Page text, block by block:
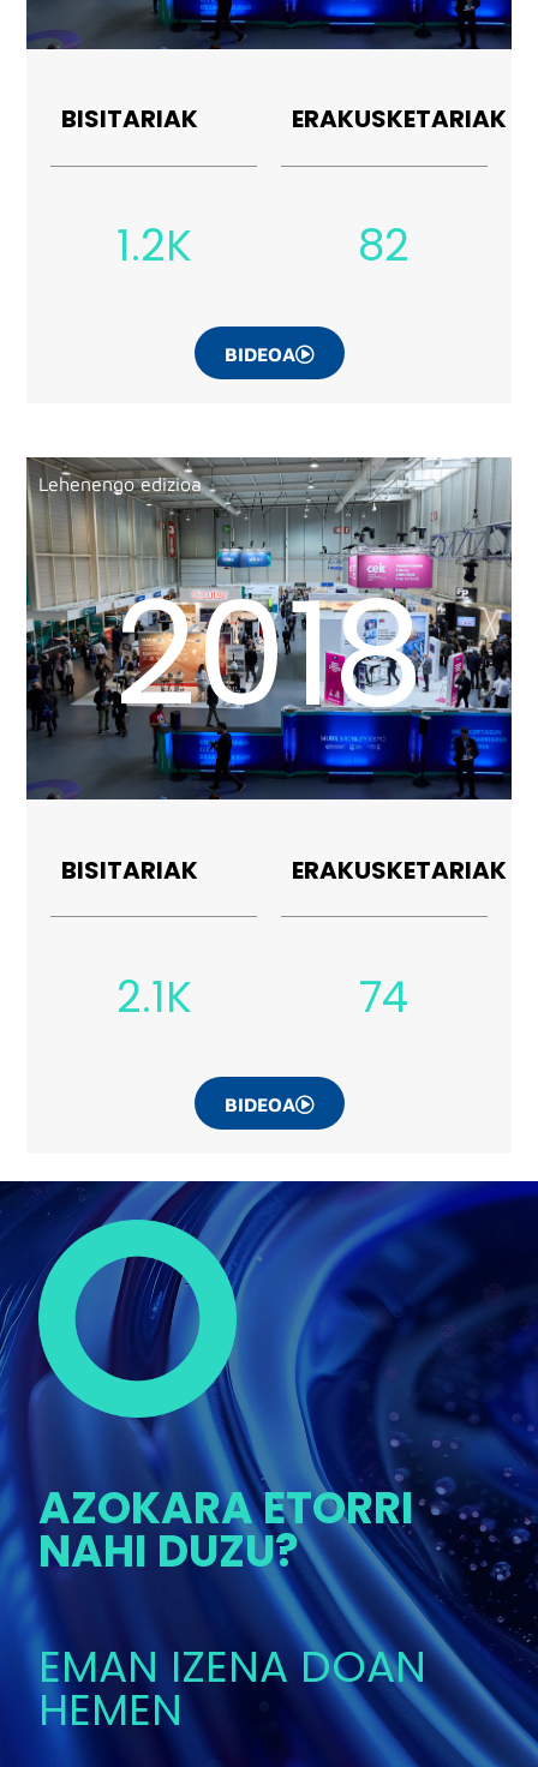
BISITARIAK
1.2K
ERAKUSKETARIAK
82
BIDEOA
Lehenengo edizioa
2018
BISITARIAK
2.1K
ERAKUSKETARIAK
74
BIDEOA
AZOKARA ETORRI
NAHI DUZU?
EMAN IZENA DOAN
HEMEN